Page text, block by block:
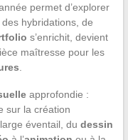
permet d’explorer
hybridations, de
s’enrichit, devient
maîtresse pour les
approfondie :
sur la création
éventail, du dessin